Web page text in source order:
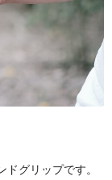
グリップです。